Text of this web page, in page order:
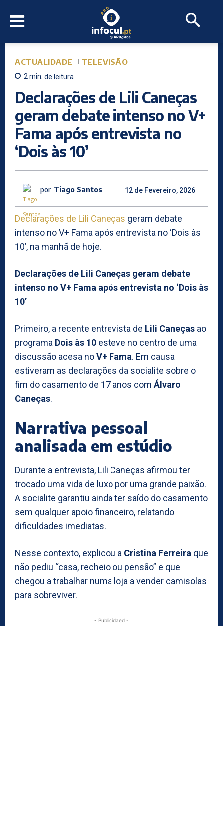
ACTUALIDADE TELEVISÃO
2min. de leitura
Declarações de Lili Caneças
geram debate intenso no V+
Fama após entrevista no
‘Dois às 10’
por Tiago Santos 12 de Fevereiro, 2026
Declarações de Lili Caneças geram debate
intenso no V+ Fama após entrevista no ‘Dois às
10’, na manhã de hoje.
Declarações de Lili Caneças geram debate
intenso no V+ Fama após entrevista no ‘Dois às
10’
Primeiro, a recente entrevista de Lili Caneças ao
programa Dois às 10 esteve no centro de uma
discussão acesa noV+ Fama. Em causa
estiveram as declarações da socialite sobre o
fim do casamento de 17 anos com Álvaro
Caneças.
Narrativa pessoal
analisada em estúdio
Durante a entrevista, Lili Caneças afirmou ter
trocado uma vida de luxo por uma grande paixão.
A socialite garantiu ainda ter saído do casamento
sem qualquer apoio financeiro, relatando
dificuldades imediatas.
Nesse contexto, explicou a Cristina Ferreira que
não pediu “casa, recheio ou pensão” e que
chegou a trabalhar numa loja a vender camisolas
para sobreviver.
- Publicidaed -